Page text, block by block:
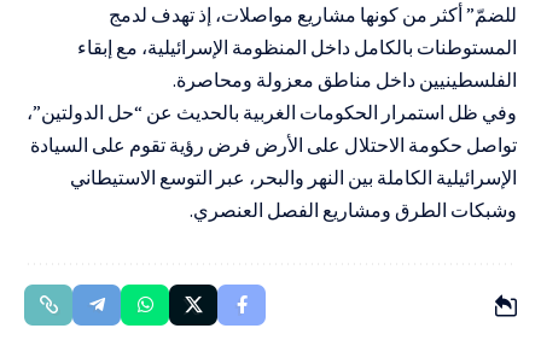
للضمّ” أكثر من كونها مشاريع مواصلات، إذ تهدف لدمج
المستوطنات بالكامل داخل المنظومة الإسرائيلية، مع إبقاء
الفلسطينيين داخل مناطق معزولة ومحاصرة.
وفي ظل استمرار الحكومات الغربية بالحديث عن “حل الدولتين”،
تواصل حكومة الاحتلال على الأرض فرض رؤية تقوم على السيادة
الإسرائيلية الكاملة بين النهر والبحر، عبر التوسع الاستيطاني
وشبكات الطرق ومشاريع الفصل العنصري.